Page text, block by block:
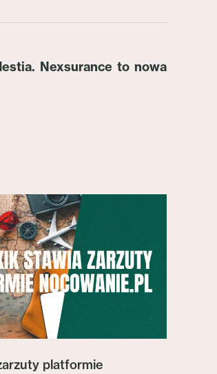
Nexsurance to nowa
platformie